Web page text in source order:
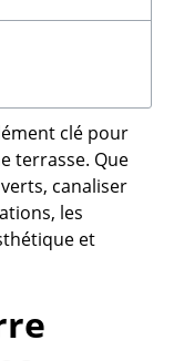
clé pour
terrasse. Que
canaliser
les
et